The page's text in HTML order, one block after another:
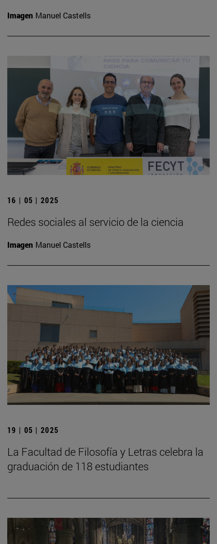
Imagen Manuel Castells
16 | 05 | 2025
Redes sociales al servicio de la ciencia
Imagen Manuel Castells
19 | 05 | 2025
La Facultad de Filosofía y Letras celebra la
graduación de 118 estudiantes